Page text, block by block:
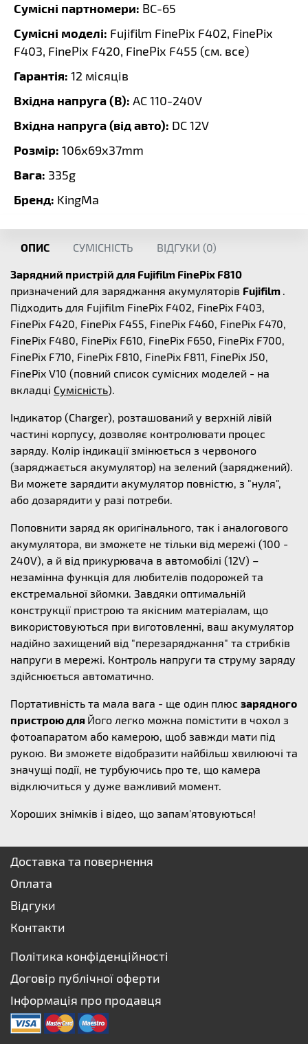
Сумісні партномери: BC-65
Сумісні моделі: Fujifilm FinePix F402, FinePix
F403, FinePix F420, FinePix F455 (см. все)
Гарантія: 12 місяців
Вхідна напруга (В): AC 110-240V
Вхідна напруга (від авто): DC 12V
Розмір: 106х69х37mm
Вага: 335g
Бренд: KingMa
ОПИС СУМІСНІСТЬ ВІДГУКИ (0)
Зарядний пристрій для Fujifilm FinePix F810
призначений для заряджання акумуляторів Fujifilm .
Підходить для Fujifilm FinePix F402, FinePix F403,
FinePix F420, FinePix F455, FinePix F460, FinePix F470,
FinePix F480, FinePix F610, FinePix F650, FinePix F700,
FinePix F710, FinePix F810, FinePix F811, FinePix J50,
FinePix V10 (повний список сумісних моделей - на
вкладці Сумісність).
Індикатор (Charger), розташований у верхній лівій
частині корпусу, дозволяє контролювати процес
заряду. Колір індикації змінюється з червоного
(заряджається акумулятор) на зелений (заряджений).
Ви можете зарядити акумулятор повністю, з "нуля",
або дозарядити у разі потреби.
Поповнити заряд як оригінального, так і аналогового
акумулятора, ви зможете не тільки від мережі (100 -
240V), а й від прикурювача в автомобілі (12V) –
незамінна функція для любителів подорожей та
екстремальної зйомки. Завдяки оптимальній
конструкції пристрою та якісним матеріалам, що
використовуються при виготовленні, ваш акумулятор
надійно захищений від "перезаряджання" та стрибків
напруги в мережі. Контроль напруги та струму заряду
здійснюється автоматично.
Портативність та мала вага - ще один плюс зарядного
пристрою для Його легко можна помістити в чохол з
фотоапаратом або камерою, щоб завжди мати під
рукою. Ви зможете відобразити найбільш хвилюючі та
значущі події, не турбуючись про те, що камера
відключиться у дуже важливий момент.
Хороших знімків і відео, що запам'ятовуються!
Доставка та повернення
Оплата
Відгуки
Контакти
Політика конфіденційності
Договір публічної оферти
Інформація про продавця